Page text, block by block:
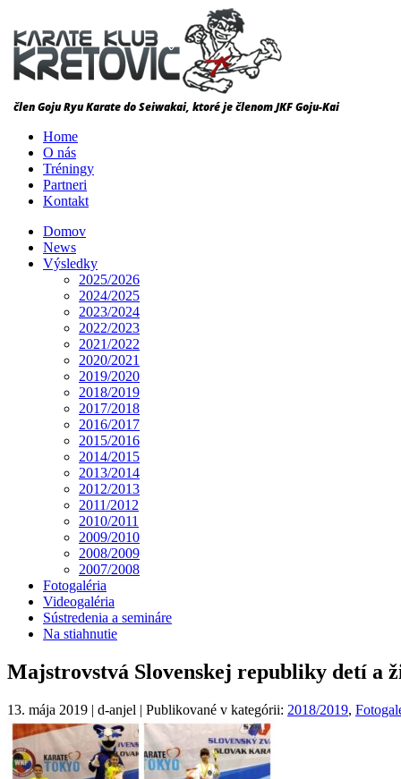
Home
O nás
Tréningy
Partneri
Kontakt
Domov
News
Výsledky
2025/2026
2024/2025
2023/2024
2022/2023
2021/2022
2020/2021
2019/2020
2018/2019
2017/2018
2016/2017
2015/2016
2014/2015
2013/2014
2012/2013
2011/2012
2010/2011
2009/2010
2008/2009
2007/2008
Fotogaléria
Videogaléria
Sústredenia a semináre
Na stiahnutie
Majstrovstvá Slovenskej republiky detí a
13. mája 2019 | d-anjel | Publikované v kategórii: 2018/2019,